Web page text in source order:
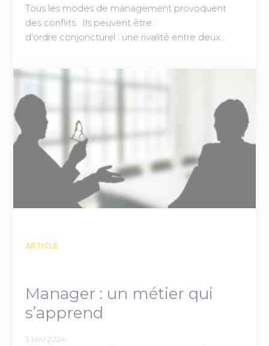
Tous les modes de management provoquent
des conflits. Ils peuvent être :
d’ordre conjoncturel : une rivalité entre deux…
ARTICLE
Manager : un métier qui
s’apprend
3 MAI 2024